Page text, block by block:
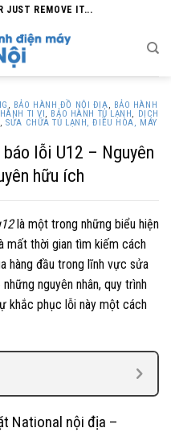
JUST REMOVE IT...
, BẢO HÀNH ĐỒ NỘI ĐỊA, BẢO HÀNH
TI VI, BẢO HÀNH TỦ LẠNH, DỊCH
,SỬA CHỮA TỦ LẠNH, ĐIỀU HÒA, MÁY
lỗi U12 – Nguyên
hữu ích
là một trong những biểu hiện
mất thời gian tìm kiếm cách
hàng đầu trong lĩnh vực sửa
nguyên nhân, quy trình
khắc phục lỗi này một cách
National nội địa –